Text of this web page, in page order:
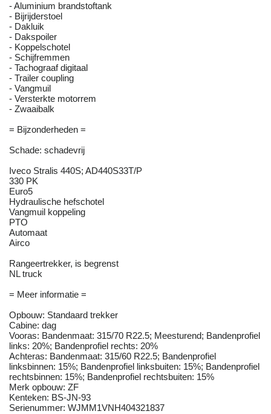
- Aluminium brandstoftank
- Bijrijderstoel
- Dakluik
- Dakspoiler
- Koppelschotel
- Schijfremmen
- Tachograaf digitaal
- Trailer coupling
- Vangmuil
- Versterkte motorrem
- Zwaaibalk
= Bijzonderheden =
Schade: schadevrij
Iveco Stralis 440S; AD440S33T/P
330 PK
Euro5
Hydraulische hefschotel
Vangmuil koppeling
PTO
Automaat
Airco
Rangeertrekker, is begrenst
NL truck
= Meer informatie =
Opbouw: Standaard trekker
Cabine: dag
Vooras: Bandenmaat: 315/70 R22.5; Meesturend; Bandenprofiel
links: 20%; Bandenprofiel rechts: 20%
Achteras: Bandenmaat: 315/60 R22.5; Bandenprofiel
linksbinnen: 15%; Bandenprofiel linksbuiten: 15%; Bandenprofiel
rechtsbinnen: 15%; Bandenprofiel rechtsbuiten: 15%
Merk opbouw: ZF
Kenteken: BS-JN-93
Serienummer: WJMM1VNH404321837